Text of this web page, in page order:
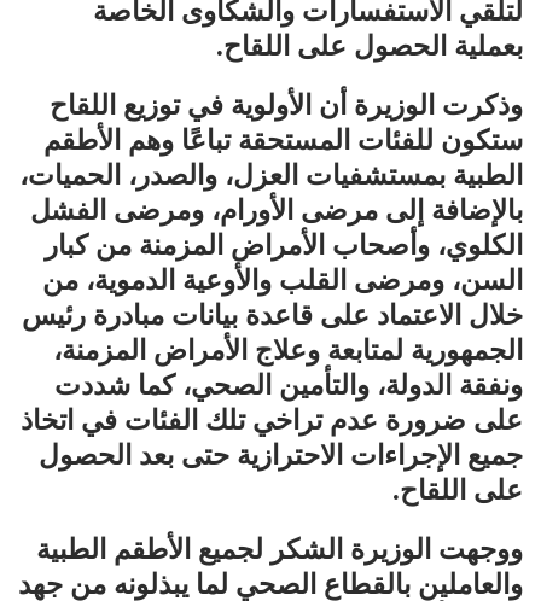
لتلقي الاستفسارات والشكاوى الخاصة
بعملية الحصول على اللقاح.
وذكرت الوزيرة أن الأولوية في توزيع اللقاح
ستكون للفئات المستحقة تباعًا وهم الأطقم
الطبية بمستشفيات العزل، والصدر، الحميات،
بالإضافة إلى مرضى الأورام، ومرضى الفشل
الكلوي، وأصحاب الأمراض المزمنة من كبار
السن، ومرضى القلب والأوعية الدموية، من
خلال الاعتماد على قاعدة بيانات مبادرة رئيس
الجمهورية لمتابعة وعلاج الأمراض المزمنة،
ونفقة الدولة، والتأمين الصحي، كما شددت
على ضرورة عدم تراخي تلك الفئات في اتخاذ
جميع الإجراءات الاحترازية حتى بعد الحصول
على اللقاح.
ووجهت الوزيرة الشكر لجميع الأطقم الطبية
والعاملين بالقطاع الصحي لما يبذلونه من جهد